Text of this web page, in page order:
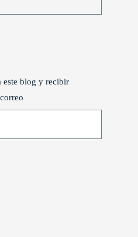
este blog y recibir